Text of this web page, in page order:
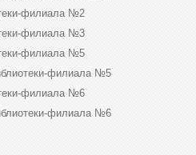
филиала №2
филиала №3
филиала №5
филиала №5
филиала №6
филиала №6